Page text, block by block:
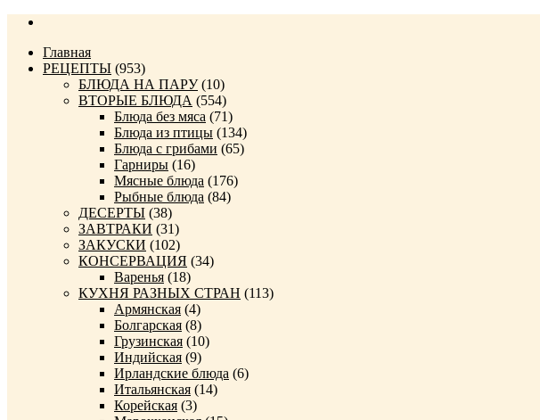
Главная
РЕЦЕПТЫ (953)
БЛЮДА НА ПАРУ(10)
ВТОРЫЕ БЛЮДА (554)
Блюда без мяса (71)
Блюда из птицы (134)
Блюда с грибами (65)
Гарниры (16)
Мясные блюда (176)
Рыбные блюда (84)
ДЕСЕРТЫ (38)
ЗАВТРАКИ (31)
ЗАКУСКИ (102)
КОНСЕРВАЦИЯ (34)
Варенья (18)
КУХНЯ РАЗНЫХ СТРАН (113)
Армянская (4)
Болгарская (8)
Грузинская (10)
Индийская (9)
Ирландские блюда (6)
Итальянская (14)
Корейская (3)